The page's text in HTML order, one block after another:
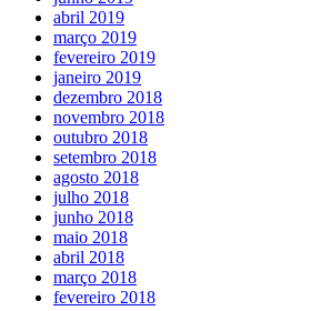
abril 2019
março 2019
fevereiro 2019
janeiro 2019
dezembro 2018
novembro 2018
outubro 2018
setembro 2018
agosto 2018
julho 2018
junho 2018
maio 2018
abril 2018
março 2018
fevereiro 2018